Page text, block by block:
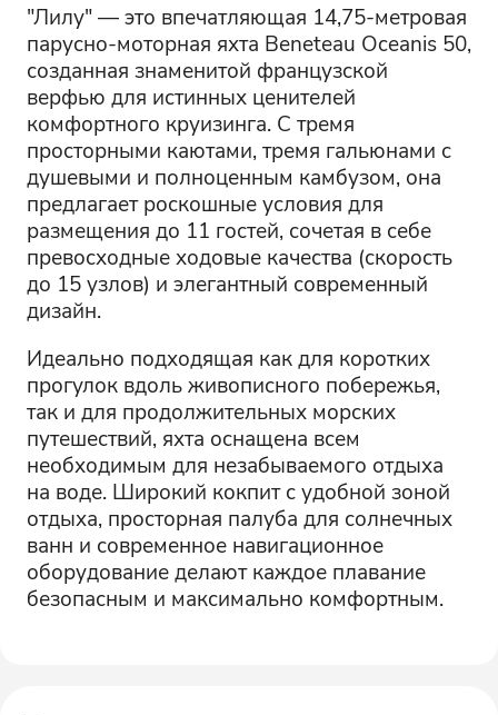
"Лилу" — это впечатляющая 14,75-метровая
парусно-моторная яхта Beneteau Oceanis 50,
созданная знаменитой французской
верфью для истинных ценителей
комфортного круизинга. С тремя
просторными каютами, тремя гальюнами с
душевыми и полноценным камбузом, она
предлагает роскошные условия для
размещения до 11 гостей, сочетая в себе
превосходные ходовые качества (скорость
до 15 узлов) и элегантный современный
дизайн.
Идеально подходящая как для коротких
прогулок вдоль живописного побережья,
так и для продолжительных морских
путешествий, яхта оснащена всем
необходимым для незабываемого отдыха
на воде. Широкий кокпит с удобной зоной
отдыха, просторная палуба для солнечных
ванн и современное навигационное
оборудование делают каждое плавание
безопасным и максимально комфортным.